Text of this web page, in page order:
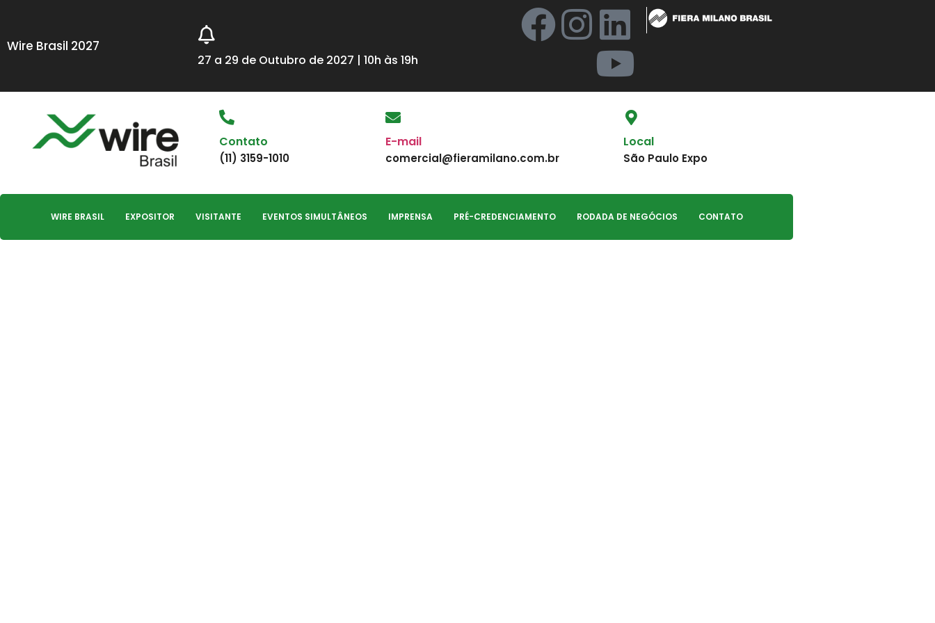
Wire Brasil 2027
27 a 29 de Outubro de 2027 | 10h às 19h
Contato
(11) 3159-1010
E-mail
comercial@fieramilano.com.br
Local
São Paulo Expo
WIRE BRASIL EXPOSITOR VISITANTE EVENTOS SIMULTÂNEOS IMPRENSA PRÉ-CREDENCIAMENTO RODADA DE NEGÓCIOS CONTATO